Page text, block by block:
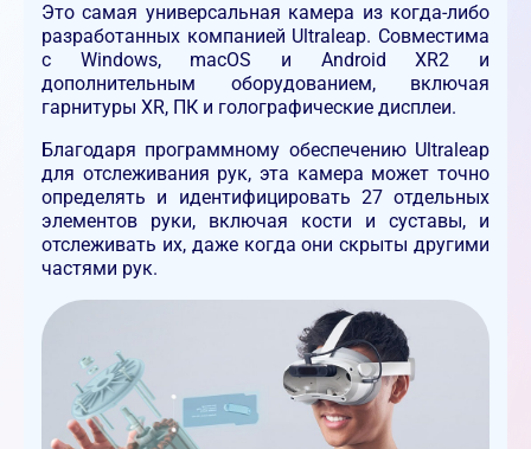
Это самая универсальная камера из когда-либо
разработанных компанией Ultraleap. Совместима
с Windows, macOS и Android XR2 и
дополнительным оборудованием, включая
гарнитуры XR, ПК и голографические дисплеи.
Благодаря программному обеспечению Ultraleap
для отслеживания рук, эта камера может точно
определять и идентифицировать 27 отдельных
элементов руки, включая кости и суставы, и
отслеживать их, даже когда они скрыты другими
частями рук.